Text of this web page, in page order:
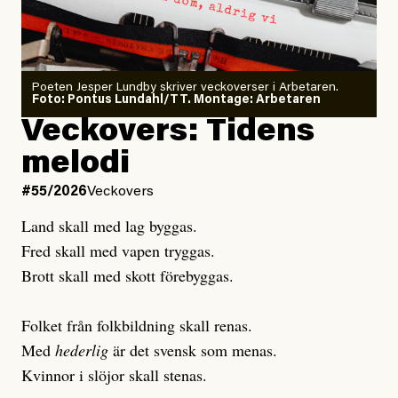
granskar vänstern
Publicerad6 August, 2026
Uppdaterad7 August, 2026
Joel Kellgren
Publicerad3 August, 2026
Uppdaterad3 August, 2026
Poeten Jesper Lundby skriver veckoverser i Arbetaren.
Foto: Pontus Lundahl/TT. Montage: Arbetaren
Veckovers: Tidens
melodi
#55/2026Veckovers
Land skall med lag byggas.
Fred skall med vapen tryggas.
Brott skall med skott förebyggas.
Folket från folkbildning skall renas.
Med hederlig är det svensk som menas.
Kvinnor i slöjor skall stenas.